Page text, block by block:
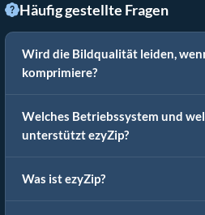
Häufig gestellte Fragen
Wird die Bildqualität leiden,
komprimiere?
Welches Betriebssystem und
unterstützt ezyZip?
Was ist ezyZip?